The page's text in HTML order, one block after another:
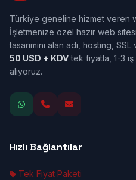
Türkiye geneline hizmet veren
İşletmenize özel hazır web
tasarımını alan adı, hosting,
50 USD + KDVtek fiyatla, 1-3 iş
alıyoruz.
Hızlı Bağlantılar
Tek Fiyat Paketi